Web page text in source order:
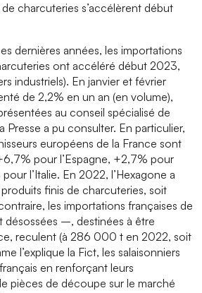
charcuteries s’accélèrent début
dernières années, les importations
ont accéléré début 2023,
industriels). En janvier et février
de 2,2% en un an (en volume),
au conseil spécialisé de
Presse a pu consulter. En particulier,
européens de la France sont
pour l’Espagne, +2,7% pour
l’Italie. En 2022, l’Hexagone a
finis de charcuteries, soit
les importations françaises de
–, destinées à être
reculent (à 286 000 t en 2022, soit
l’explique la Fict, les salaisonniers
en renforçant leurs
pièces de découpe sur le marché